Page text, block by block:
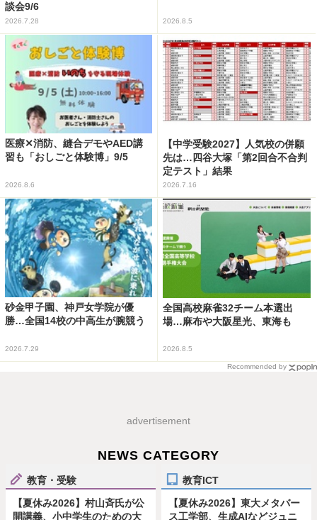
談会9/6
2026.7.28 2026.8.5
医療✕消防、縫合デモやAED講
習も「おしごと体験博」9/5
2026.8.6
【中学受験2027】人気校の併願
先は…四谷大塚「第2回合不合判
定テスト」結果
2026.7.16
砂金甲子園、神戸女学院が優
勝…全国14校の中高生が腕競う
2026.7.29
全国高校麻雀32チーム本選出
場…麻布や大阪星光、東海も
2026.8.5
Recommended by
advertisement
NEWS CATEGORY
教育・受験
【夏休み2026】村山斉氏が公
開講義、小中学生のための大
教育ICT
【夏休み2026】東大メタバー
ス工学部、生成AIなどジュニ